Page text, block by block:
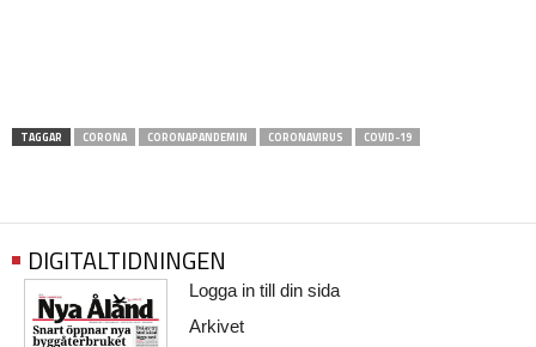
TAGGAR CORONA CORONAPANDEMIN CORONAVIRUS COVID-19
DIGITALTIDNINGEN
Logga in till din sida
Arkivet